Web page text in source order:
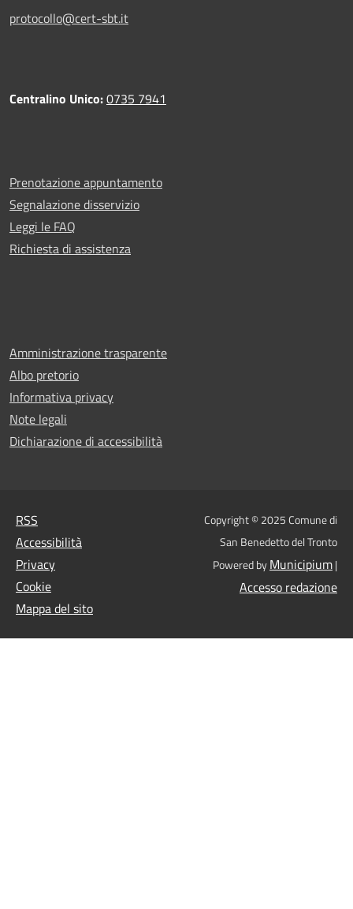
protocollo@cert-sbt.it
Centralino Unico:0735 7941
Prenotazione appuntamento
Segnalazione disservizio
Leggi le FAQ
Richiesta di assistenza
Amministrazione trasparente
Albo pretorio
Informativa privacy
Note legali
Dichiarazione di accessibilità
RSS
Accessibilità
Privacy
Cookie
Mappa del sito
Copyright © 2025 Comune di
San Benedetto del Tronto
Powered byMunicipium|
Accesso redazione